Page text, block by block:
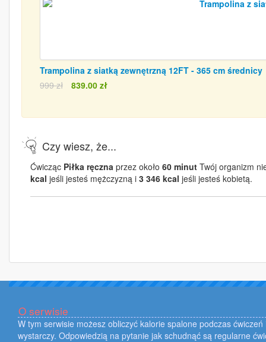
Trampolina z siatką zewnętrzną 12FT - 365 cm średnicy
999 zł
839.00 zł
Czy wiesz, że...
Ćwicząc Piłka ręczna przez około 60 minut Twój organizm
kcal jeśli jesteś mężczyzną i 3 346 kcal jeśli jesteś kobietą.
O serwisie
W tym serwisie możesz obliczyć kalorie spalone podczas
wystarczy. Odpowiedzią na pytanie jak schudnąć są regularne